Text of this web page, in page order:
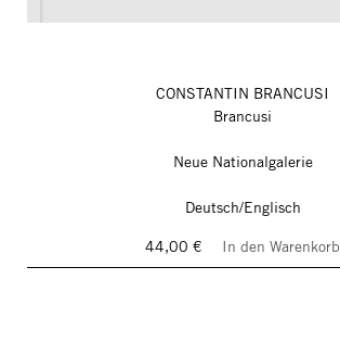
CONSTANTIN BRANCUSI
Brancusi
Neue Nationalgalerie
Deutsch/Englisch
44,00 €
In den Warenkorb